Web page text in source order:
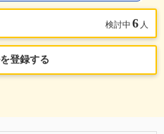
検討中 6 人
登録する